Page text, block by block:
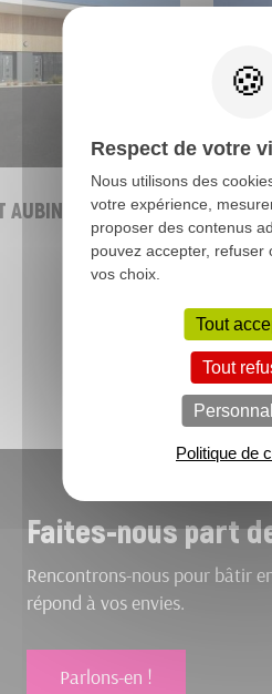
DU CORMIER Atelier
Toutes nos
Faites-nous part
Rencontrons-nous pour bâtir
répond à vos envies.
Parlons-en !
Respect de votre
Nous utilisons des
votre expérience,
proposer des contenus
pouvez accepter, refuser
vos choix.
Tout
Tout
Politique de